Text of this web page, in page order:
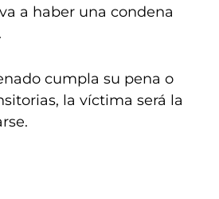
a haber una condena
cumpla su pena o
la víctima será la